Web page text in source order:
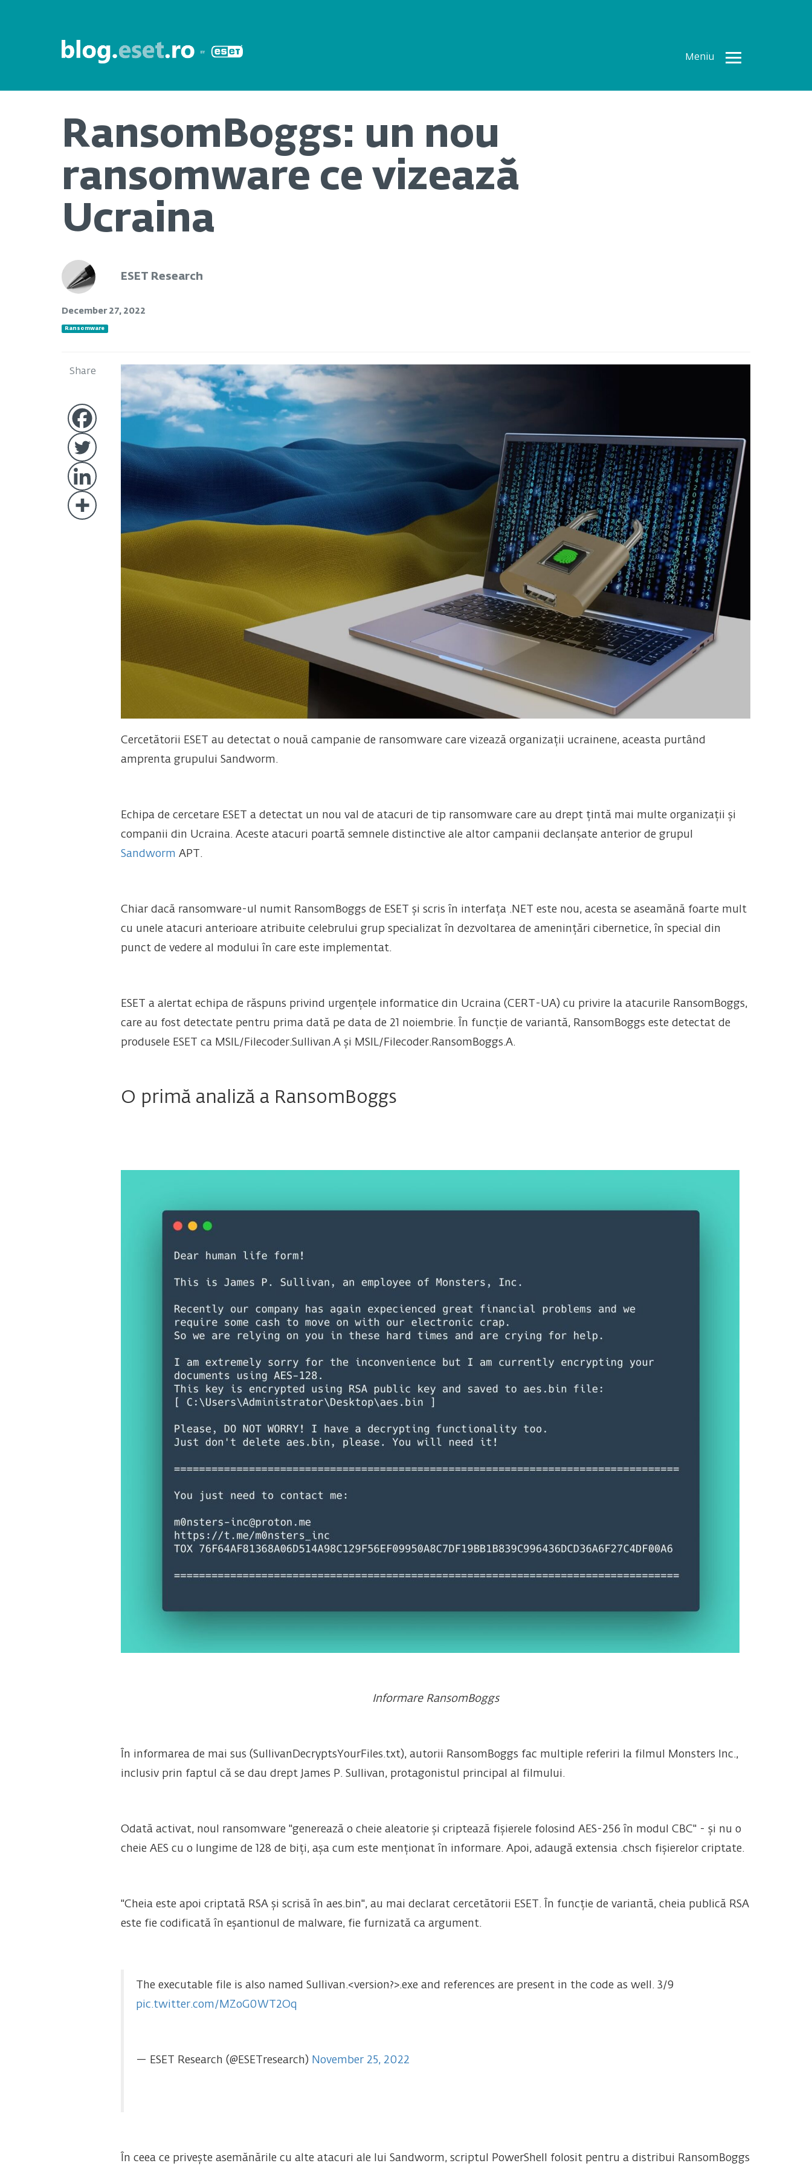
Meniu
Toate
RansomBoggs: un nou
ransomware ce vizează
Ucraina
ESET Research
December 27, 2022
Ransomware
Share
Cercetătorii ESET au detectat o nouă campanie de ransomware care vizează organizații ucrainene, aceasta purtând
amprenta grupului Sandworm.
Echipa de cercetare ESET a detectat un nou val de atacuri de tip ransomware care au drept țintă mai multe organizații și
companii din Ucraina. Aceste atacuri poartă semnele distinctive ale altor campanii declanșate anterior de grupul
Sandworm APT.
Chiar dacă ransomware-ul numit RansomBoggs de ESET și scris în interfața .NET este nou, acesta se aseamănă foarte mult
cu unele atacuri anterioare atribuite celebrului grup specializat în dezvoltarea de amenințări cibernetice, în special din
punct de vedere al modului în care este implementat.
ESET a alertat echipa de răspuns privind urgențele informatice din Ucraina (CERT-UA) cu privire la atacurile RansomBoggs,
care au fost detectate pentru prima dată pe data de 21 noiembrie. În funcție de variantă, RansomBoggs este detectat de
produsele ESET ca MSIL/Filecoder.Sullivan.A și MSIL/Filecoder.RansomBoggs.A.
O primă analiză a RansomBoggs
Informare RansomBoggs
În informarea de mai sus (SullivanDecryptsYourFiles.txt), autorii RansomBoggs fac multiple referiri la filmul Monsters Inc.,
inclusiv prin faptul că se dau drept James P. Sullivan, protagonistul principal al filmului.
Odată activat, noul ransomware "generează o cheie aleatorie și criptează fișierele folosind AES-256 în modul CBC" - și nu o
cheie AES cu o lungime de 128 de biți, așa cum este menționat în informare. Apoi, adaugă extensia .chsch fișierelor criptate.
"Cheia este apoi criptată RSA și scrisă în aes.bin", au mai declarat cercetătorii ESET. În funcție de variantă, cheia publică RSA
este fie codificată în eșantionul de malware, fie furnizată ca argument.
The executable file is also named Sullivan.<version?>.exe and references are present in the code as well. 3/9
pic.twitter.com/MZoG0WT2Oq
— ESET Research (@ESETresearch) November 25, 2022
În ceea ce privește asemănările cu alte atacuri ale lui Sandworm, scriptul PowerShell folosit pentru a distribui RansomBoggs